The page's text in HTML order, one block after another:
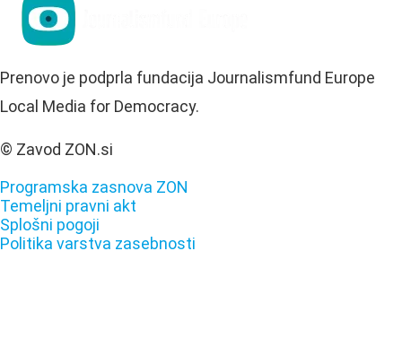
Prenovo je podprla fundacija Journalismfund Europe
Local Media for Democracy.
© Zavod ZON.si
Programska zasnova ZON
Temeljni pravni akt
Splošni pogoji
Politika varstva zasebnosti